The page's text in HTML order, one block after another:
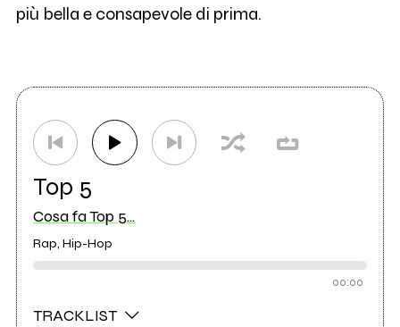
più bella e consapevole di prima.
Top 5
Cosa fa Top 5...
Rap, Hip-Hop
00:00
TRACKLIST